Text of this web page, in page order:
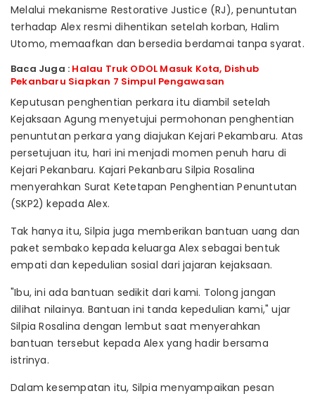
Melalui mekanisme Restorative Justice (RJ), penuntutan
terhadap Alex resmi dihentikan setelah korban, Halim
Utomo, memaafkan dan bersedia berdamai tanpa syarat.
Baca Juga : Halau Truk ODOL Masuk Kota, Dishub
Pekanbaru Siapkan 7 Simpul Pengawasan
Keputusan penghentian perkara itu diambil setelah
Kejaksaan Agung menyetujui permohonan penghentian
penuntutan perkara yang diajukan Kejari Pekambaru. Atas
persetujuan itu, hari ini menjadi momen penuh haru di
Kejari Pekanbaru. Kajari Pekanbaru Silpia Rosalina
menyerahkan Surat Ketetapan Penghentian Penuntutan
(SKP2) kepada Alex.
Tak hanya itu, Silpia juga memberikan bantuan uang dan
paket sembako kepada keluarga Alex sebagai bentuk
empati dan kepedulian sosial dari jajaran kejaksaan.
"Ibu, ini ada bantuan sedikit dari kami. Tolong jangan
dilihat nilainya. Bantuan ini tanda kepedulian kami," ujar
Silpia Rosalina dengan lembut saat menyerahkan
bantuan tersebut kepada Alex yang hadir bersama
istrinya.
Dalam kesempatan itu, Silpia menyampaikan pesan